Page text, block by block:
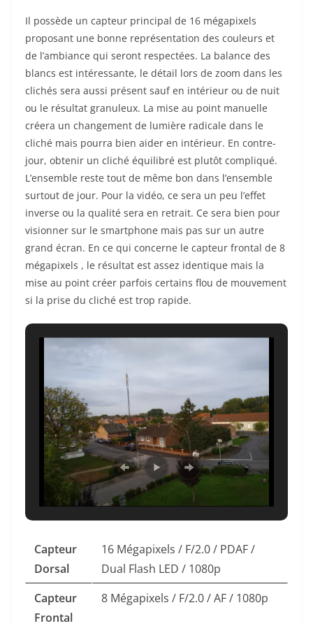
Il possède un capteur principal de 16 mégapixels
proposant une bonne représentation des couleurs et
de l’ambiance qui seront respectées. La balance des
blancs est intéressante, le détail lors de zoom dans les
clichés sera aussi présent sauf en intérieur ou de nuit
ou le résultat granuleux. La mise au point manuelle
créera un changement de lumière radicale dans le
cliché mais pourra bien aider en intérieur. En contre-
jour, obtenir un cliché équilibré est plutôt compliqué.
L’ensemble reste tout de même bon dans l’ensemble
surtout de jour. Pour la vidéo, ce sera un peu l’effet
inverse ou la qualité sera en retrait. Ce sera bien pour
visionner sur le smartphone mais pas sur un autre
grand écran. En ce qui concerne le capteur frontal de 8
mégapixels , le résultat est assez identique mais la
mise au point créer parfois certains flou de mouvement
si la prise du cliché est trop rapide.
Capteur
Dorsal
16 Mégapixels / F/2.0 / PDAF /
Dual Flash LED / 1080p
Capteur
Frontal
8 Mégapixels / F/2.0 / AF / 1080p